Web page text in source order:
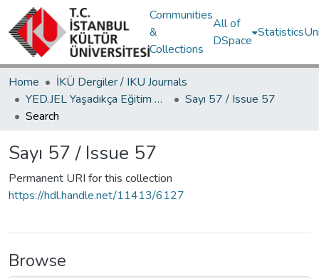
Communities
&
Collections
All of
DSpace
Statistics
Home
İKÜ Dergiler / IKU Journals
YED.JEL Yaşadıkça Eğitim Dergisi / Journal of Education For Life
Sayı 57 / Issue 57
Search
Sayı 57 / Issue 57
Permanent URI for this collection
https://hdl.handle.net/11413/6127
Browse